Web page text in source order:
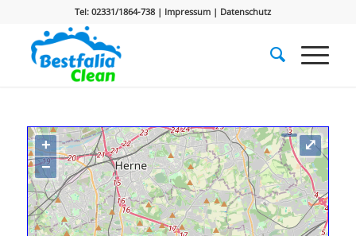
Tel: 02331/1864-738 | Impressum | Datenschutz
+
−
⤢